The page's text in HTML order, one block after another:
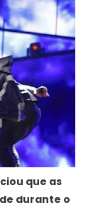
que as
durante o